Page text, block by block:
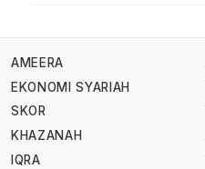
AMEERA
EKONOMI SYARIAH
SKOR
KHAZANAH
IQRA